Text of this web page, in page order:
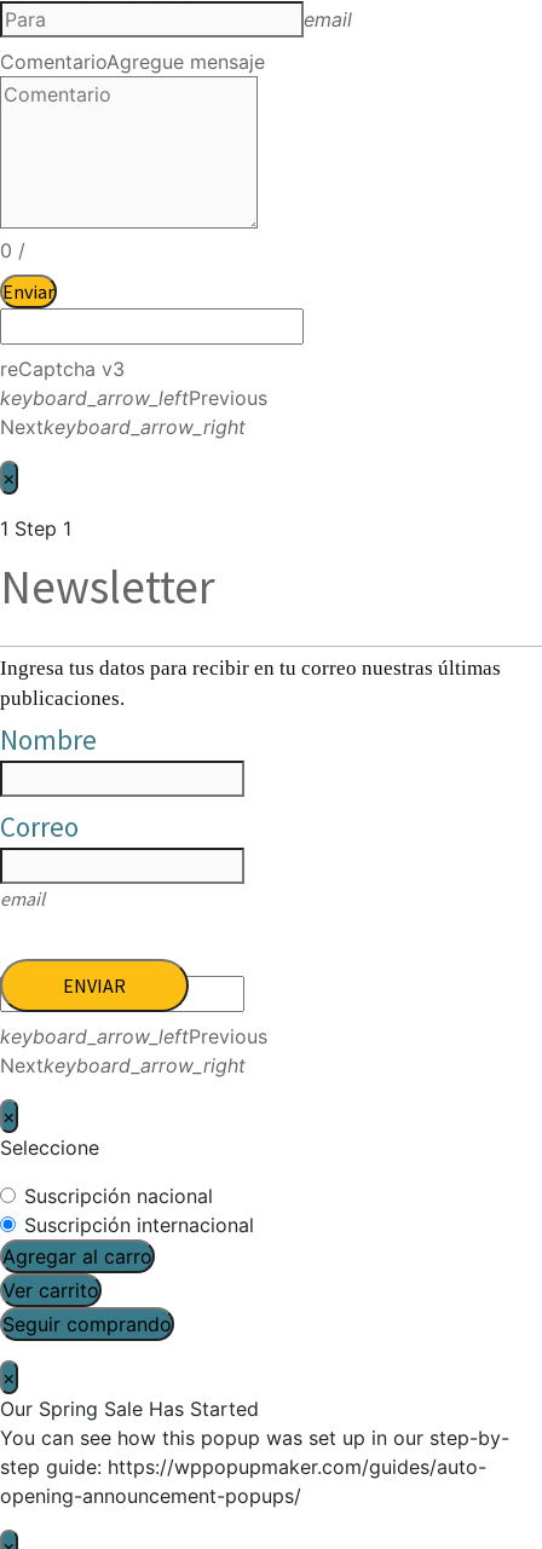
email
ComentarioAgregue mensaje
0 /
Enviar
reCaptcha v3
keyboard_arrow_leftPrevious
Nextkeyboard_arrow_right
×
1 Step 1
Newsletter
Ingresa tus datos para recibir en tu correo nuestras últimas
publicaciones.
Nombre
Correo
email
ENVIAR
keyboard_arrow_leftPrevious
Nextkeyboard_arrow_right
×
Seleccione
Suscripción nacional
Suscripción internacional
Agregar al carro
Ver carrito
Seguir comprando
×
Our Spring Sale Has Started
You can see how this popup was set up in our step-by-
step guide: https://wppopupmaker.com/guides/auto-
opening-announcement-popups/